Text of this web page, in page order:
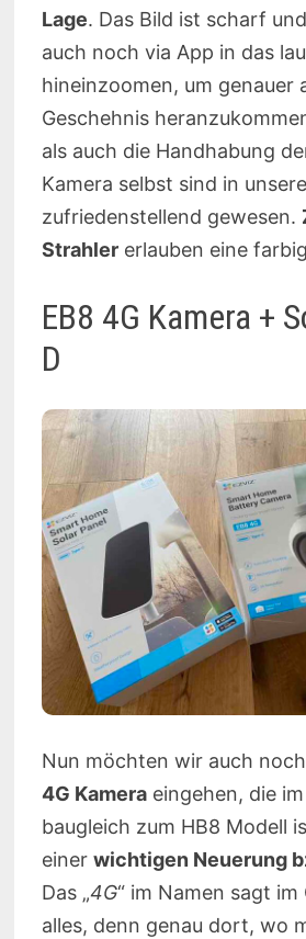
Lage. Das Bild ist scharf
auch noch via App in das
hineinzoomen, um genauer
Geschehnis
als auch die Handhabung
Kamera selbst sind in
zufriedenstellend gewesen.
Strahlererlauben eine
EB8 4G Kamera +
D
Nun möchten wir auch
4G Kameraeingehen, die
baugleich zum HB8 Modell
einer wichtigen Neuerung
Das „4G“ im Namen sagt im
alles, denn genau dort, wo